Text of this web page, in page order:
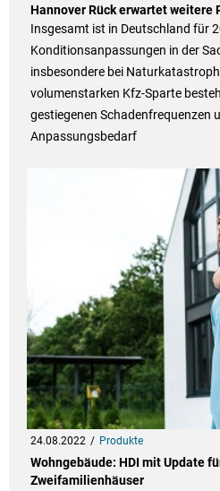
Hannover Rück erwartet weitere
Insgesamt ist in Deutschland für
Konditionsanpassungen in der
insbesondere bei
volumenstarken Kfz-Sparte
gestiegenen Schadenfrequenzen
Anpassungsbedarf
24.08.2022 Produkte
Wohngebäude: HDI mit Update
Zweifamilienhäuser